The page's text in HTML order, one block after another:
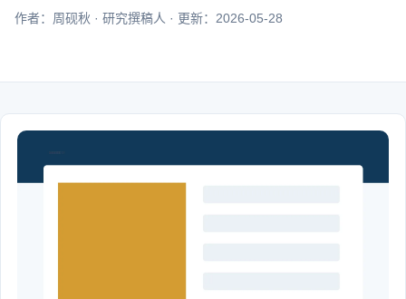
作者：周砚秋 · 研究撰稿人 · 更新：2026-05-28